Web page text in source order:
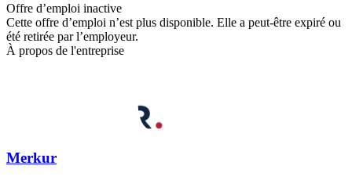
Offre d’emploi inactive
Cette offre d’emploi n’est plus disponible. Elle a peut-être expiré ou
été retirée par l’employeur.
À propos de l'entreprise
Merkur